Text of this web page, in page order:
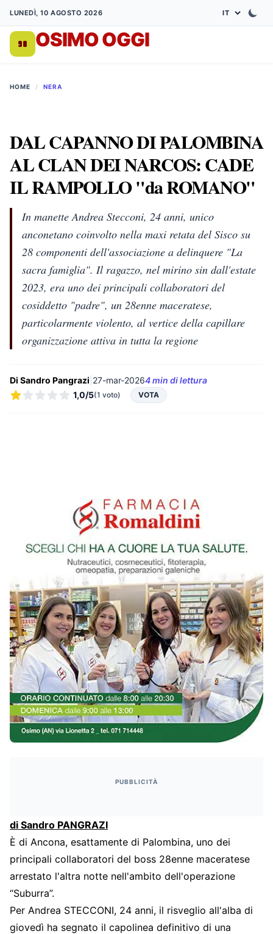
LUNEDÌ, 10 AGOSTO 2026
OSIMO OGGI
HOME / NERA
DAL CAPANNO DI PALOMBINA
AL CLAN DEI NARCOS: CADE
IL RAMPOLLO "da ROMANO"
In manette Andrea Stecconi, 24 anni, unico
anconetano coinvolto nella maxi retata del Sisco su
28 componenti dell'associazione a delinquere "La
sacra famiglia". Il ragazzo, nel mirino sin dall'estate
2023, era uno dei principali collaboratori del
cosiddetto "padre", un 28enne maceratese,
particolarmente violento, al vertice della capillare
organizzazione attiva in tutta la regione
Di Sandro Pangrazi 27-mar-20264 min di lettura
1,0/5(1 voto) VOTA
PUBBLICITÀ
di Sandro PANGRAZI
È di Ancona, esattamente di Palombina, uno dei
principali collaboratori del boss 28enne maceratese
arrestato l'altra notte nell'ambito dell'operazione
“Suburra”.
Per Andrea STECCONI, 24 anni, il risveglio all'alba di
giovedì ha segnato il capolinea definitivo di una